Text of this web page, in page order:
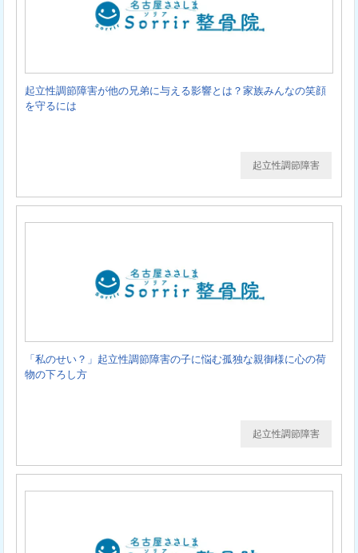
起立性調節障害が他の兄弟に与える影響とは？家族みんなの笑顔
を守るには
起立性調節障害
「私のせい？」起立性調節障害の子に悩む孤独な親御様に心の荷
物の下ろし方
起立性調節障害